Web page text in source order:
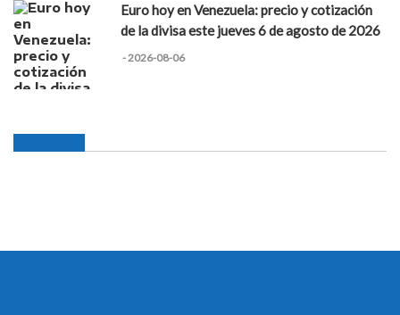
Euro hoy en Venezuela: precio y cotización
de la divisa este jueves 6 de agosto de 2026
- 2026-08-06